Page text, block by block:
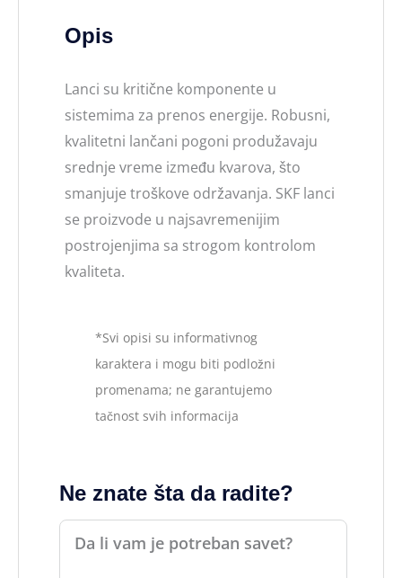
Opis
Lanci su kritične komponente u
sistemima za prenos energije. Robusni,
kvalitetni lančani pogoni produžavaju
srednje vreme između kvarova, što
smanjuje troškove održavanja. SKF lanci
se proizvode u najsavremenijim
postrojenjima sa strogom kontrolom
kvaliteta.
*Svi opisi su informativnog
karaktera i mogu biti podložni
promenama; ne garantujemo
tačnost svih informacija
Ne znate šta da radite?
Da li vam je potreban savet?